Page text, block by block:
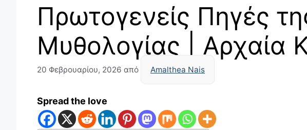
Πρωτογενείς Πηγές
Μυθολογίας | Αρχαία
20 Φεβρουαρίου, 2026 από Amalthea Nais
Spread the love